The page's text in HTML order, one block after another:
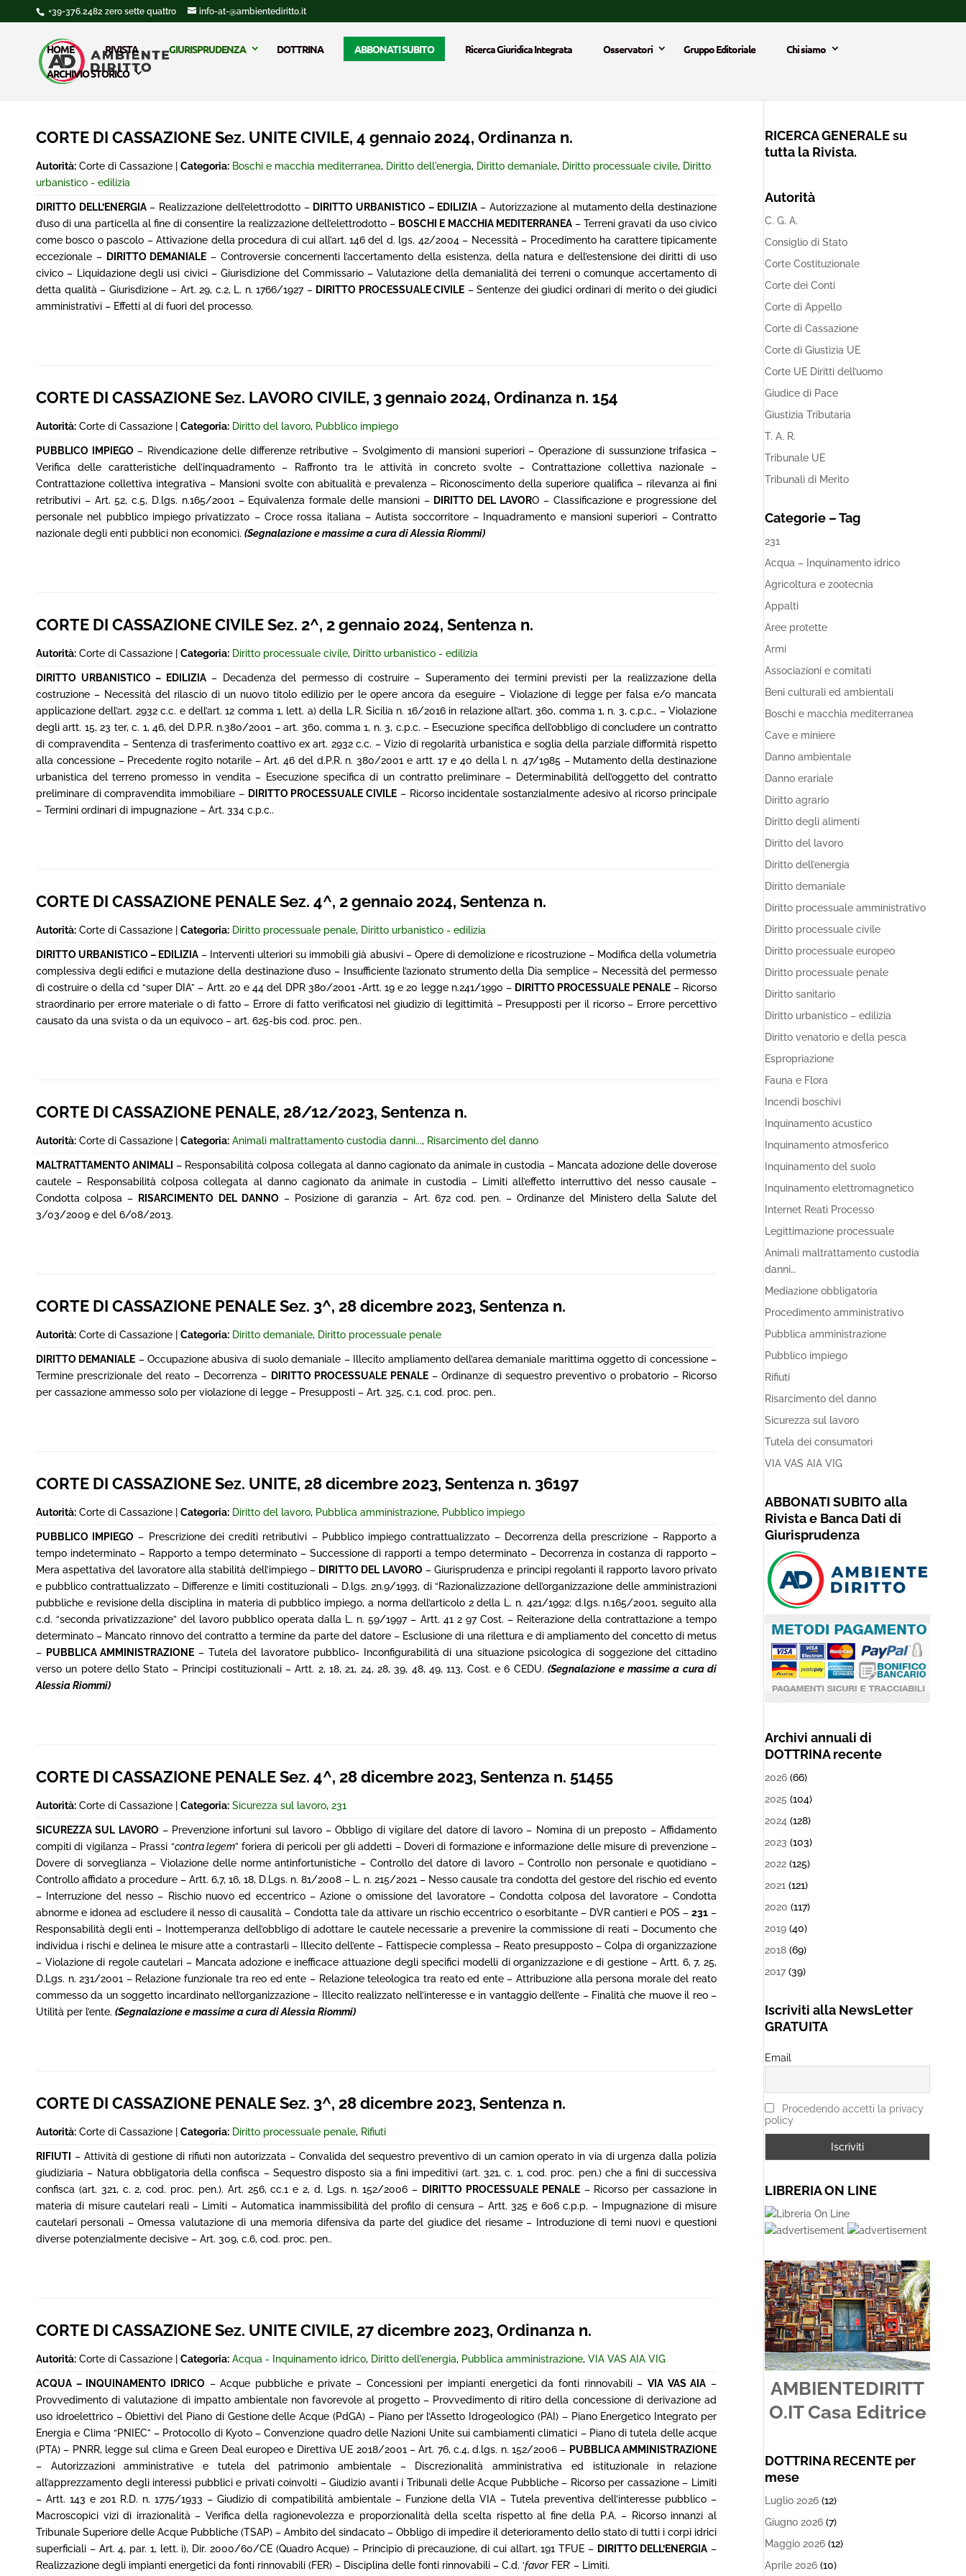
+39-376.2482 zero sette quattro info-at-@ambientediritto.it
HOME RIVISTA GIURISPRUDENZA DOTTRINA ABBONATI SUBITO Ricerca Giuridica Integrata Osservatori Gruppo Editoriale
Chi siamo
ARCHIVIO STORICO
CORTE DI CASSAZIONE Sez. UNITE CIVILE, 4 gennaio 2024, Ordinanza n.
Autorità: Corte di Cassazione | Categoria: Boschi e macchia mediterranea, Diritto dell'energia, Diritto demaniale, Diritto processuale civile, Diritto
urbanistico - edilizia
DIRITTO DELL’ENERGIA– Realizzazione dell’elettrodotto – DIRITTO URBANISTICO – EDILIZIA– Autorizzazione al mutamento della destinazione
d’uso di una particella al fine di consentire la realizzazione dell’elettrodotto – BOSCHI E MACCHIA MEDITERRANEA– Terreni gravati da uso civico
come bosco o pascolo – Attivazione della procedura di cui all’art. 146 del d. lgs. 42/2004 – Necessità – Procedimento ha carattere tipicamente
eccezionale – DIRITTO DEMANIALE – Controversie concernenti l’accertamento della esistenza, della natura e dell’estensione dei diritti di uso
civico – Liquidazione degli usi civici – Giurisdizione del Commissario – Valutazione della demanialità dei terreni o comunque accertamento di
detta qualità – Giurisdizione – Art. 29, c.2, L. n. 1766/1927 – DIRITTO PROCESSUALE CIVILE – Sentenze dei giudici ordinari di merito o dei giudici
amministrativi – Effetti al di fuori del processo.
CORTE DI CASSAZIONE Sez. LAVORO CIVILE, 3 gennaio 2024, Ordinanza n. 154
Autorità: Corte di Cassazione | Categoria: Diritto del lavoro, Pubblico impiego
PUBBLICO IMPIEGO– Rivendicazione delle differenze retributive – Svolgimento di mansioni superiori – Operazione di sussunzione trifasica –
Verifica delle caratteristiche dell’inquadramento – Raffronto tra le attività in concreto svolte – Contrattazione collettiva nazionale –
Contrattazione collettiva integrativa – Mansioni svolte con abitualità e prevalenza – Riconoscimento della superiore qualifica – rilevanza ai fini
retributivi – Art. 52, c.5, D.lgs. n.165/2001 – Equivalenza formale delle mansioni – DIRITTO DEL LAVORO – Classificazione e progressione del
personale nel pubblico impiego privatizzato – Croce rossa italiana – Autista soccorritore – Inquadramento e mansioni superiori – Contratto
nazionale degli enti pubblici non economici. (Segnalazione e massime a cura di Alessia Riommi)
CORTE DI CASSAZIONE CIVILE Sez. 2^, 2 gennaio 2024, Sentenza n.
Autorità: Corte di Cassazione | Categoria: Diritto processuale civile, Diritto urbanistico - edilizia
DIRITTO URBANISTICO – EDILIZIA– Decadenza del permesso di costruire – Superamento dei termini previsti per la realizzazione della
costruzione – Necessità del rilascio di un nuovo titolo edilizio per le opere ancora da eseguire – Violazione di legge per falsa e/o mancata
applicazione dell’art. 2932 c.c. e dell’art. 12 comma 1, lett. a) della L.R. Sicilia n. 16/2016 in relazione all’art. 360, comma 1, n. 3, c.p.c., – Violazione
degli artt. 15, 23 ter, c. 1, 46, del D.P.R. n.380/2001 – art. 360, comma 1, n. 3, c.p.c. – Esecuzione specifica dell’obbligo di concludere un contratto
di compravendita – Sentenza di trasferimento coattivo ex art. 2932 c.c. – Vizio di regolarità urbanistica e soglia della parziale difformità rispetto
alla concessione – Precedente rogito notarile – Art. 46 del d.P.R. n. 380/2001 e artt. 17 e 40 della l. n. 47/1985 – Mutamento della destinazione
urbanistica del terreno promesso in vendita – Esecuzione specifica di un contratto preliminare – Determinabilità dell’oggetto del contratto
preliminare di compravendita immobiliare – DIRITTO PROCESSUALE CIVILE – Ricorso incidentale sostanzialmente adesivo al ricorso principale
– Termini ordinari di impugnazione – Art. 334 c.p.c..
CORTE DI CASSAZIONE PENALE Sez. 4^, 2 gennaio 2024, Sentenza n.
Autorità: Corte di Cassazione | Categoria: Diritto processuale penale, Diritto urbanistico - edilizia
DIRITTO URBANISTICO – EDILIZIA – Interventi ulteriori su immobili già abusivi – Opere di demolizione e ricostruzione – Modifica della volumetria
complessiva degli edifici e mutazione della destinazione d’uso – Insufficiente l’azionato strumento della Dia semplice – Necessità del permesso
di costruire o della cd “super DIA” – Artt. 20 e 44 del DPR 380/2001 -Artt. 19 e 20 legge n.241/1990 – DIRITTO PROCESSUALE PENALE– Ricorso
straordinario per errore materiale o di fatto – Errore di fatto verificatosi nel giudizio di legittimità – Presupposti per il ricorso – Errore percettivo
causato da una svista o da un equivoco – art. 625-bis cod. proc. pen..
CORTE DI CASSAZIONE PENALE, 28/12/2023, Sentenza n.
Autorità: Corte di Cassazione | Categoria: Animali maltrattamento custodia danni..., Risarcimento del danno
MALTRATTAMENTO ANIMALI – Responsabilità colposa collegata al danno cagionato da animale in custodia – Mancata adozione delle doverose
cautele – Responsabilità colposa collegata al danno cagionato da animale in custodia – Limiti all’effetto interruttivo del nesso causale –
Condotta colposa –
RISARCIMENTO DEL DANNO– Posizione di garanzia – Art. 672 cod. pen. – Ordinanze del Ministero della Salute del
3/03/2009 e del 6/08/2013.
CORTE DI CASSAZIONE PENALE Sez. 3^, 28 dicembre 2023, Sentenza n.
Autorità: Corte di Cassazione | Categoria: Diritto demaniale, Diritto processuale penale
DIRITTO DEMANIALE – Occupazione abusiva di suolo demaniale – Illecito ampliamento dell’area demaniale marittima oggetto di concessione –
Termine prescrizionale del reato – Decorrenza – DIRITTO PROCESSUALE PENALE– Ordinanze di sequestro preventivo o probatorio – Ricorso
per cassazione ammesso solo per violazione di legge – Presupposti – Art. 325, c.1, cod. proc. pen..
CORTE DI CASSAZIONE Sez. UNITE, 28 dicembre 2023, Sentenza n. 36197
Autorità: Corte di Cassazione | Categoria: Diritto del lavoro, Pubblica amministrazione, Pubblico impiego
PUBBLICO IMPIEGO – Prescrizione dei crediti retributivi – Pubblico impiego contrattualizzato – Decorrenza della prescrizione – Rapporto a
tempo indeterminato – Rapporto a tempo determinato – Successione di rapporti a tempo determinato – Decorrenza in costanza di rapporto –
Mera aspettativa del lavoratore alla stabilità dell’impiego – DIRITTO DEL LAVORO– Giurisprudenza e principi regolanti il rapporto lavoro privato
e pubblico contrattualizzato – Differenze e limiti costituzionali – D.lgs. 2n.9/1993, di “Razionalizzazione dell’organizzazione delle amministrazioni
pubbliche e revisione della disciplina in materia di pubblico impiego, a norma dell’articolo 2 della L. n. 421/1992; d.lgs. n.165/2001, seguito alla
c.d. “seconda privatizzazione” del lavoro pubblico operata dalla L. n. 59/1997 – Artt. 41 2 97 Cost. – Reiterazione della contrattazione a tempo
determinato – Mancato rinnovo del contratto a termine da parte del datore – Esclusione di una rilettura e di ampliamento del concetto di metus
– PUBBLICA AMMINISTRAZIONE – Tutela del lavoratore pubblico- Inconfigurabilità di una situazione psicologica di soggezione del cittadino
verso un potere dello Stato – Principi costituzionali – Artt. 2, 18, 21, 24, 28, 39, 48, 49, 113, Cost. e 6 CEDU.(Segnalazione e massime a cura di
Alessia Riommi)
CORTE DI CASSAZIONE PENALE Sez. 4^, 28 dicembre 2023, Sentenza n. 51455
Autorità: Corte di Cassazione | Categoria: Sicurezza sul lavoro, 231
SICUREZZA SUL LAVORO– Prevenzione infortuni sul lavoro – Obbligo di vigilare del datore di lavoro – Nomina di un preposto – Affidamento
compiti di vigilanza – Prassi “contra legem” foriera di pericoli per gli addetti – Doveri di formazione e informazione delle misure di prevenzione –
Dovere di sorveglianza – Violazione delle norme antinfortunistiche – Controllo del datore di lavoro – Controllo non personale e quotidiano –
Controllo affidato a procedure – Artt. 6,7, 16, 18, D.Lgs. n. 81/2008 – L. n. 215/2021 – Nesso causale tra condotta del gestore del rischio ed evento
– Interruzione del nesso – Rischio nuovo ed eccentrico – Azione o omissione del lavoratore – Condotta colposa del lavoratore – Condotta
abnorme e idonea ad escludere il nesso di causalità – Condotta tale da attivare un rischio eccentrico o esorbitante – DVR cantieri e POS – 231–
Responsabilità degli enti – Inottemperanza dell’obbligo di adottare le cautele necessarie a prevenire la commissione di reati – Documento che
individua i rischi e delinea le misure atte a contrastarli – Illecito dell’ente – Fattispecie complessa – Reato presupposto – Colpa di organizzazione
– Violazione di regole cautelari – Mancata adozione e inefficace attuazione degli specifici modelli di organizzazione e di gestione – Artt. 6, 7, 25,
D.Lgs. n. 231/2001 – Relazione funzionale tra reo ed ente – Relazione teleologica tra reato ed ente – Attribuzione alla persona morale del reato
commesso da un soggetto incardinato nell’organizzazione – Illecito realizzato nell’interesse e in vantaggio dell’ente – Finalità che muove il reo –
Utilità per l’ente. (Segnalazione e massime a cura di Alessia Riommi)
CORTE DI CASSAZIONE PENALE Sez. 3^, 28 dicembre 2023, Sentenza n.
Autorità: Corte di Cassazione | Categoria: Diritto processuale penale, Rifiuti
RIFIUTI – Attività di gestione di rifiuti non autorizzata – Convalida del sequestro preventivo di un camion operato in via di urgenza dalla polizia
giudiziaria – Natura obbligatoria della confisca – Sequestro disposto sia a fini impeditivi (art. 321, c. 1, cod. proc. pen.) che a fini di successiva
confisca (art. 321, c. 2, cod. proc. pen.). Art. 256, cc.1 e 2, d. Lgs. n. 152/2006 – DIRITTO PROCESSUALE PENALE– Ricorso per cassazione in
materia di misure cautelari reali – Limiti – Automatica inammissibilità del profilo di censura – Artt. 325 e 606 c.p.p. – Impugnazione di misure
cautelari personali – Omessa valutazione di una memoria difensiva da parte del giudice del riesame – Introduzione di temi nuovi e questioni
diverse potenzialmente decisive – Art. 309, c.6, cod. proc. pen..
CORTE DI CASSAZIONE Sez. UNITE CIVILE, 27 dicembre 2023, Ordinanza n.
Autorità: Corte di Cassazione | Categoria: Acqua - Inquinamento idrico, Diritto dell'energia, Pubblica amministrazione, VIA VAS AIA VIG
ACQUA – INQUINAMENTO IDRICO – Acque pubbliche e private – Concessioni per impianti energetici da fonti rinnovabili – VIA VAS AIA –
Provvedimento di valutazione di impatto ambientale non favorevole al progetto – Provvedimento di ritiro della concessione di derivazione ad
uso idroelettrico – Obiettivi del Piano di Gestione delle Acque (PdGA) – Piano per l’Assetto Idrogeologico (PAI) – Piano Energetico Integrato per
Energia e Clima “PNIEC” – Protocollo di Kyoto – Convenzione quadro delle Nazioni Unite sui cambiamenti climatici – Piano di tutela delle acque
(PTA) – PNRR, legge sul clima e Green Deal europeo e Direttiva UE 2018/2001 – Art. 76, c.4, d.lgs. n. 152/2006 – PUBBLICA AMMINISTRAZIONE
– Autorizzazioni amministrative e tutela del patrimonio ambientale – Discrezionalità amministrativa ed istituzionale in relazione
all’apprezzamento degli interessi pubblici e privati coinvolti – Giudizio avanti i Tribunali delle Acque Pubbliche – Ricorso per cassazione – Limiti
– Artt. 143 e 201 R.D. n. 1775/1933 – Giudizio di compatibilità ambientale – Funzione della VIA – Tutela preventiva dell’interesse pubblico –
Macroscopici vizi di irrazionalità – Verifica della ragionevolezza e proporzionalità della scelta rispetto al fine della P.A. – Ricorso innanzi al
Tribunale Superiore delle Acque Pubbliche (TSAP) – Ambito del sindacato – Obbligo di impedire il deterioramento dello stato di tutti i corpi idrici
superficiali – Art. 4, par. 1, lett. i), Dir. 2000/60/CE (Quadro Acque) – Principio di precauzione, di cui all’art. 191 TFUE – DIRITTO DELL’ENERGIA –
Realizzazione degli impianti energetici da fonti rinnovabili (FER) – Disciplina delle fonti rinnovabili – C.d. ‘favorFER’ – Limiti.
RICERCA GENERALE su
tutta la Rivista.
Autorità
C. G. A.
Consiglio di Stato
Corte Costituzionale
Corte dei Conti
Corte di Appello
Corte di Cassazione
Corte di Giustizia UE
Corte UE Diritti dell’uomo
Giudice di Pace
Giustizia Tributaria
T. A. R.
Tribunale UE
Tribunali di Merito
Categorie – Tag
231
Acqua – Inquinamento idrico
Agricoltura e zootecnia
Appalti
Aree protette
Armi
Associazioni e comitati
Beni culturali ed ambientali
Boschi e macchia mediterranea
Cave e miniere
Danno ambientale
Danno erariale
Diritto agrario
Diritto degli alimenti
Diritto del lavoro
Diritto dell’energia
Diritto demaniale
Diritto processuale amministrativo
Diritto processuale civile
Diritto processuale europeo
Diritto processuale penale
Diritto sanitario
Diritto urbanistico – edilizia
Diritto venatorio e della pesca
Espropriazione
Fauna e Flora
Incendi boschivi
Inquinamento acustico
Inquinamento atmosferico
Inquinamento del suolo
Inquinamento elettromagnetico
Internet Reati Processo
Legittimazione processuale
Animali maltrattamento custodia
danni…
Mediazione obbligatoria
Procedimento amministrativo
Pubblica amministrazione
Pubblico impiego
Rifiuti
Risarcimento del danno
Sicurezza sul lavoro
Tutela dei consumatori
VIA VAS AIA VIG
ABBONATI SUBITO alla
Rivista e Banca Dati di
Giurisprudenza
Archivi annuali di
DOTTRINA recente
2026 (66)
2025 (104)
2024 (128)
2023 (103)
2022 (125)
2021 (121)
2020 (117)
2019 (40)
2018 (69)
2017(39)
Iscriviti alla NewsLetter
GRATUITA
Email
Procedendo accetti la privacy
policy
LIBRERIA ON LINE
AMBIENTEDIRITT
O.IT Casa Editrice
DOTTRINA RECENTE per
mese
Luglio 2026 (12)
Giugno 2026 (7)
Maggio 2026 (12)
Aprile 2026 (10)